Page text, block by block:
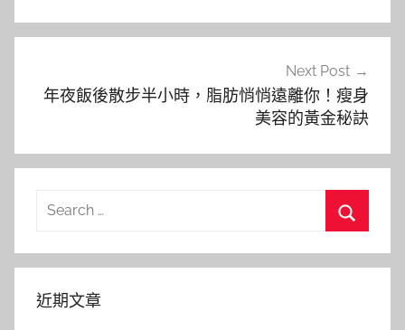
覽
Next Post
年夜飯後散步半小時，脂肪悄悄遠離你！瘦身
美容的黃金秘訣
Search
近期文章